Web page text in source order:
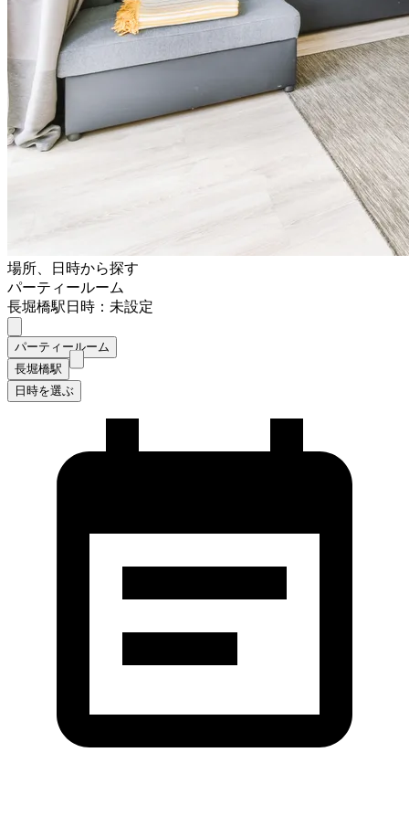
場所、日時から探す
パーティールーム
長堀橋駅日時：未設定
パーティールーム
長堀橋駅
日時を選ぶ